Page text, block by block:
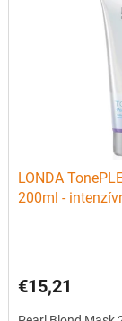
LONDA
200ml -
€15,21